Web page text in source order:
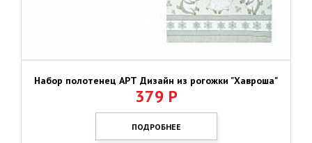
Набор полотенец АРТ Дизайн из рогожки "Хавроша"
379 Р
ПОДРОБНЕЕ